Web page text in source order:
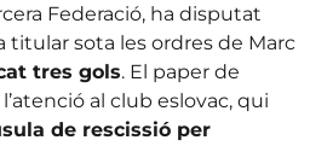
Federació, ha disputat
titular sota les ordres de Marc
tres gols. El paper de
al club eslovac, qui
de rescissió per